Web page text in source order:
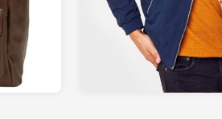
SARENZA.com